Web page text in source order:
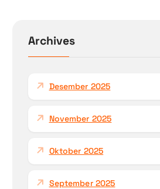
n
tArchives
Desember 2025
November 2025
Oktober 2025
September 2025